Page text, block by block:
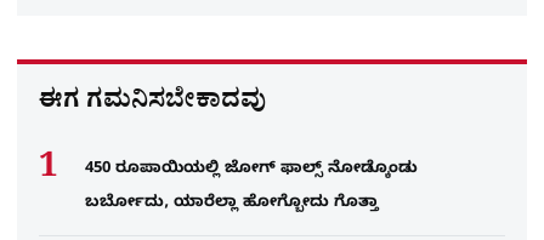
ಈಗ ಗಮನಿಸಬೇಕಾದವು
450 ರೂಪಾಯಿಯಲ್ಲಿ ಜೋಗ್​ ಫಾಲ್ಸ್​ ನೋಡ್ಕೊಂಡು
ಬರ್ಬೋದು, ಯಾರೆಲ್ಲಾ ಹೋಗ್ಬೋದು ಗೊತ್ತಾ